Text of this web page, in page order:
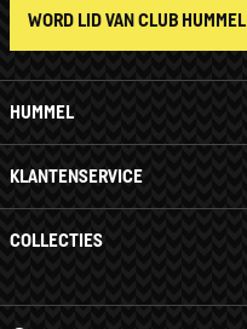
HUMMEL
KLANTENSERVICE
COLLECTIES
WORD LID VAN CLUB HUMMEL